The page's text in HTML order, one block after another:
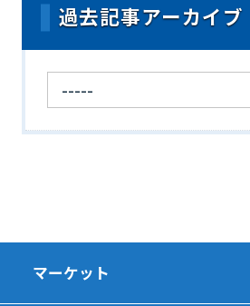
過去記事アーカイブ
マーケット